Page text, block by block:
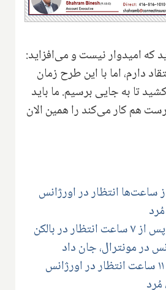
که امیدوار نیست و می‌افزاید:
دارم، اما با این طرح زمان
تا به جایی برسیم. ما باید
هم کار می‌کند را همین الان
ساعت‌ها انتظار در اورژانس
زن ۹۱ ساله پس از ۷ ساعت انتظار در بالکن
در مونترال، جان داد
زنی پس از ۱۱ ساعت انتظار در اورژانس
مُرد